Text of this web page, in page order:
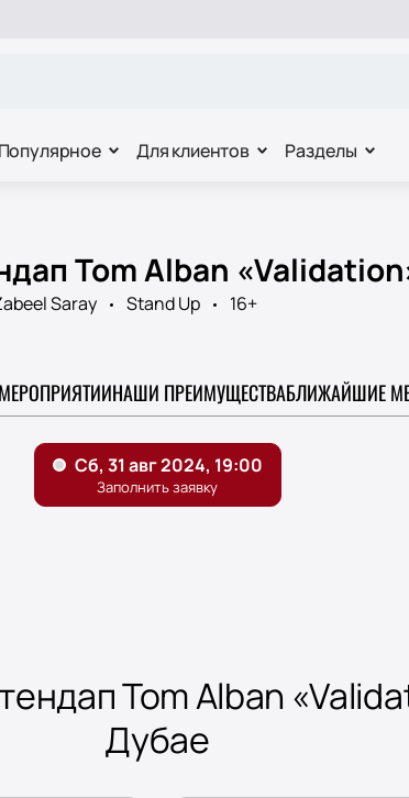
Популярное Для клиентов Разделы
Tom Alban
Saray Stand Up
16+
НАШИ ПРЕИМУЩЕСТВАБЛИЖАЙШИЕ
Tom Alban
Дубае